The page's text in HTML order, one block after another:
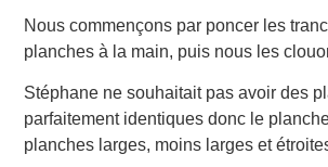
Nous commençons par poncer les
planches à la main, puis nous les
Stéphane ne souhaitait pas avoir des
parfaitement identiques donc le
planches larges, moins larges et